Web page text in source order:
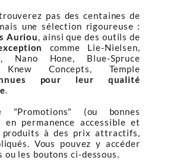
pas des centaines de
une sélection rigoureuse :
Auriou, ainsi que des outils de
comme Lie-Nielsen,
Nano Hone, Blue-Spruce
Knew Concepts, Temple
pour leur qualité
.
"Promotions" (ou bonnes
permanence accessible et
produits à des prix attractifs,
Vous pouvez y accéder
ou les boutons ci-dessous.